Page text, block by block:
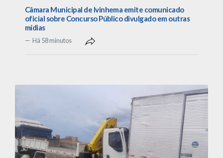
Câmara Municipal de Ivinhema emite comunicado
oficial sobre Concurso Público divulgado em outras
mídias
Há 58 minutos